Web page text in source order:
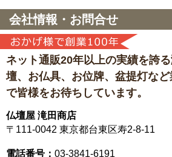
会社情報・お問合せ
ネット通販20年以上の実績を誇る
壇、お仏具、お位牌、盆提灯など
で皆様をお待ちしています。
仏壇屋 滝田商店
〒111-0042 東京都台東区寿2-8-11
電話番号： 03-3841-6191